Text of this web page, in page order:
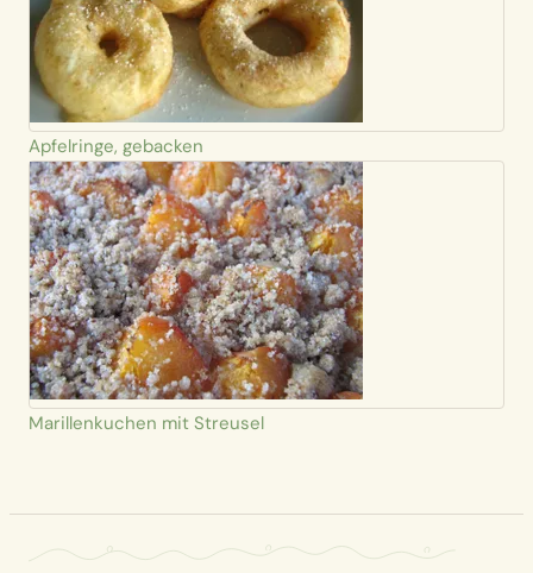
Apfelringe, gebacken
Marillenkuchen mit Streusel